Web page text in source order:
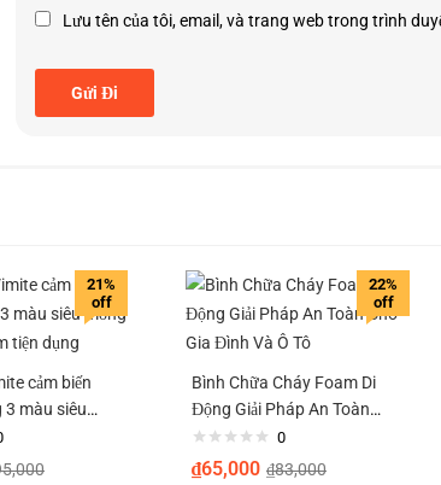
Lưu tên của tôi, email, và trang web trong trình
21%
off
cảm biến
3 màu siêu
20cm tiện
22%
off
Bình Chữa Cháy Foam Di
Động Giải Pháp An Toàn
Cho Gia Đình Và Ô Tô
0
₫65,000 ₫83,000